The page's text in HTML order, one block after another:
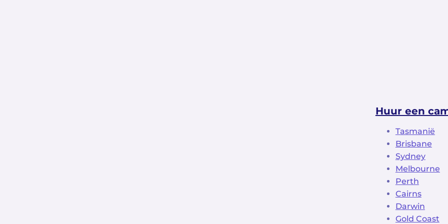
Huur een
Tasmanië
Brisbane
Sydney
Melbourne
Perth
Cairns
Darwin
Gold Coast